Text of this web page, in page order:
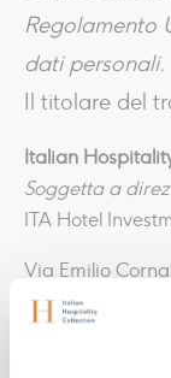
Regolamento
dati personali.
Il titolare del
Italian
Soggetta a
ITA Hotel
Via Emilio
Capitale sociale